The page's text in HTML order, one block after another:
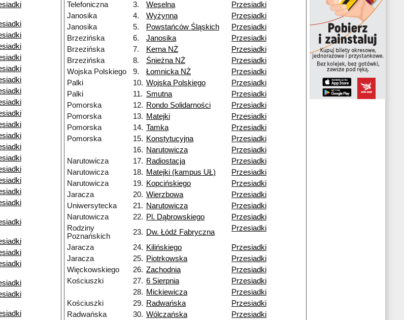
Telefoniczna
3. Weselna
Przesiadki
Janosika
4. Wyżynna
Przesiadki
Janosika
5. Powstańców Śląskich
Przesiadki
Brzezińska
6. Janosika
Przesiadki
Brzezińska
7. Kerna NŻ
Przesiadki
Brzezińska
8. Śnieżna NŻ
Przesiadki
Wojska Polskiego
9. Łomnicka NŻ
Przesiadki
Palki
10. Wojska Polskiego
Przesiadki
Palki
11. Smutna
Przesiadki
Pomorska
12. Rondo Solidarności
Przesiadki
Pomorska
13. Matejki
Przesiadki
Pomorska
14. Tamka
Przesiadki
Pomorska
15. Konstytucyjna
Przesiadki
16. Narutowicza
Przesiadki
Narutowicza
17. Radiostacja
Przesiadki
Narutowicza
18. Matejki (kampus UŁ)
Przesiadki
Narutowicza
19. Kopcińskiego
Przesiadki
Jaracza
20. Wierzbowa
Przesiadki
Uniwersytecka
21. Narutowicza
Przesiadki
Narutowicza
22. Pl. Dąbrowskiego
Przesiadki
Rodziny
Poznańskich
23. Dw. Łódź Fabryczna Przesiadki
Jaracza 24. Kilińskiego
Przesiadki
Jaracza
25. Piotrkowska
Przesiadki
Więckowskiego
26. Zachodnia
Przesiadki
Kościuszki
27. 6 Sierpnia
Przesiadki
28. Mickiewicza
Przesiadki
Kościuszki
29. Radwańska
Przesiadki
Radwańska
30. Wólczańska
Przesiadki